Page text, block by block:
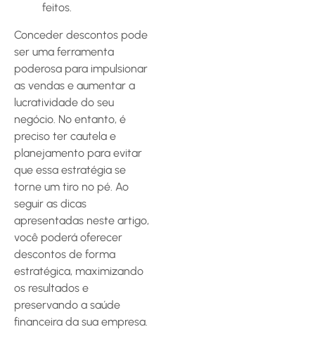
feitos.
Conceder descontos pode
ser uma ferramenta
poderosa para impulsionar
as vendas e aumentar a
lucratividade do seu
negócio. No entanto, é
preciso ter cautela e
planejamento para evitar
que essa estratégia se
torne um tiro no pé. Ao
seguir as dicas
apresentadas neste artigo,
você poderá oferecer
descontos de forma
estratégica, maximizando
os resultados e
preservando a saúde
financeira da sua empresa.